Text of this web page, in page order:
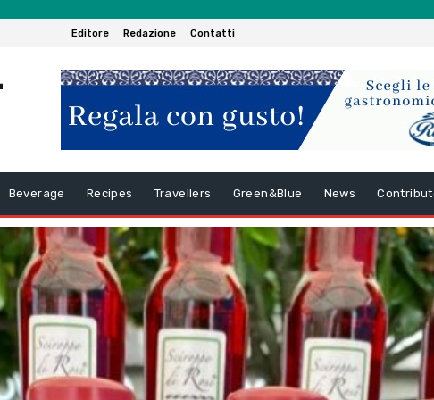
Editore Redazione Contatti
Beverage Recipes Travellers Green&Blue News